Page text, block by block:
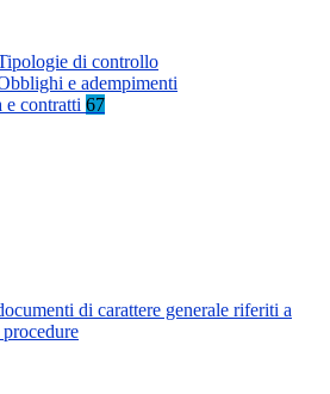
di controllo
e adempimenti
e contratti 67
di carattere generale riferiti a